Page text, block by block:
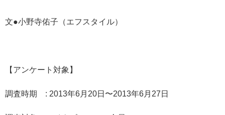
文●小野寺佑子（エフスタイル）
【アンケート対象】
調査時期 : 2013年6月20日〜2013年6月27日